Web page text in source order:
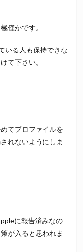
僅かです。
いる人も保持できな
て下さい。
てプロファイルを
れないようにしま
に報告済みなの
が入ると思われま